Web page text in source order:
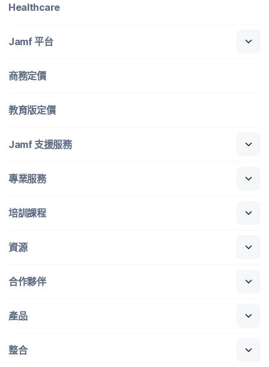
Healthcare
Jamf平​台
商務定​價
教育版定​價
Jamf 支援​服務
專業​服務
培訓​課程
資源
合作​夥伴
產品
整合